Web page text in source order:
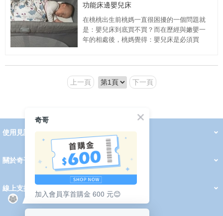
功能床邊嬰兒床
在桃桃出生前桃媽一直很困擾的一個問題就
是：嬰兒床到底買不買？而在歷經與嫩嬰一
年的相處後，桃媽覺得：嬰兒床是必須買
上一頁 下一頁
使用見證 線上DM
2026 PADDINGTON 春夏服飾
2026 Peter Rabbit 春夏服飾
2026 CHIC BASICS春夏服飾
2026 Chic“a”Bon 派對禮服系列
2026 Chic“a”Bon 春夏服飾
媽咪購物指南
關於奇哥
奇哥的故事
育兒資訊站
會員中心
會員權益說明
我的帳戶
訂單查詢
紅利點數
修改會員資料
活動報名
線上支援
購買說明
常見問題
隱私權聲明
保固卡登錄
保固查詢
奇哥
加入會員享首購金 600 元😊